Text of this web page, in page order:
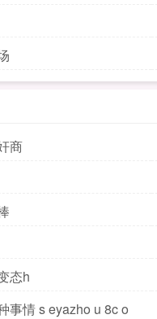
商
态h
事情 s eyazho u 8c o